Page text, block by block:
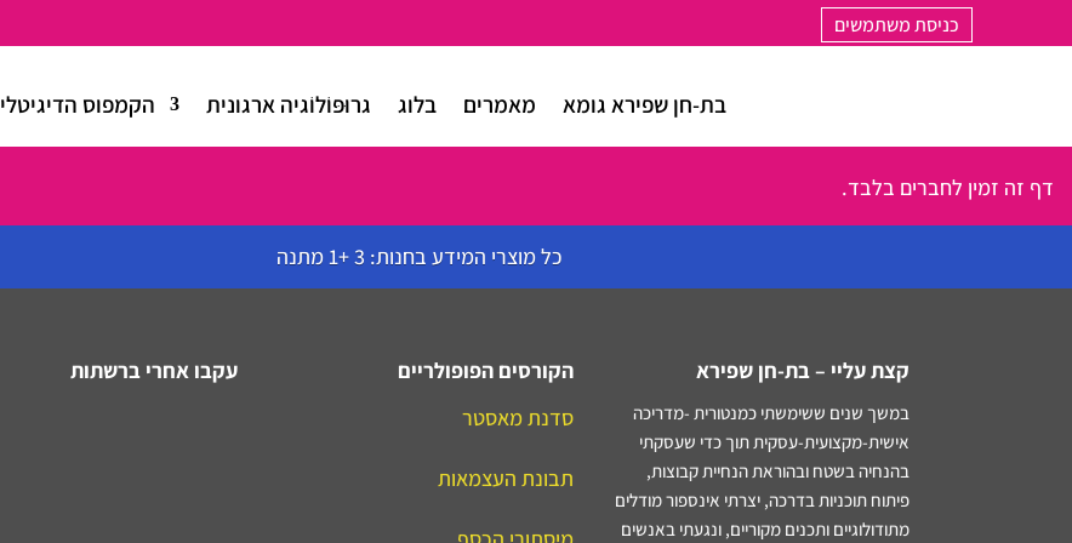
כניסת משתמשים
בת-חן שפירא גומא מאמרים בלוג גרוּפּוֹלוֹגיה ארגונית הקמפוס הדיגיטלי
דף זה זמין לחברים בלבד.
כל מוצרי המידע בחנות: 3 +1 מתנה
עקבו אחרי ברשתות
הקורסים הפופולריים
סדנת מאסטר
תבונת העצמאות
קצת עליי – בת-חן שפירא
במשך שנים ששימשתי כמנטורית -מדריכה
אישית-מקצועית-עסקית תוך כדי שעסקתי
בהנחיה בשטח ובהוראת הנחיית קבוצות,
פיתוח תוכניות בדרכה, יצרתי אינספור מודלים
מתודולוגיים ותכנים מקוריים, ונגעתי באנשים